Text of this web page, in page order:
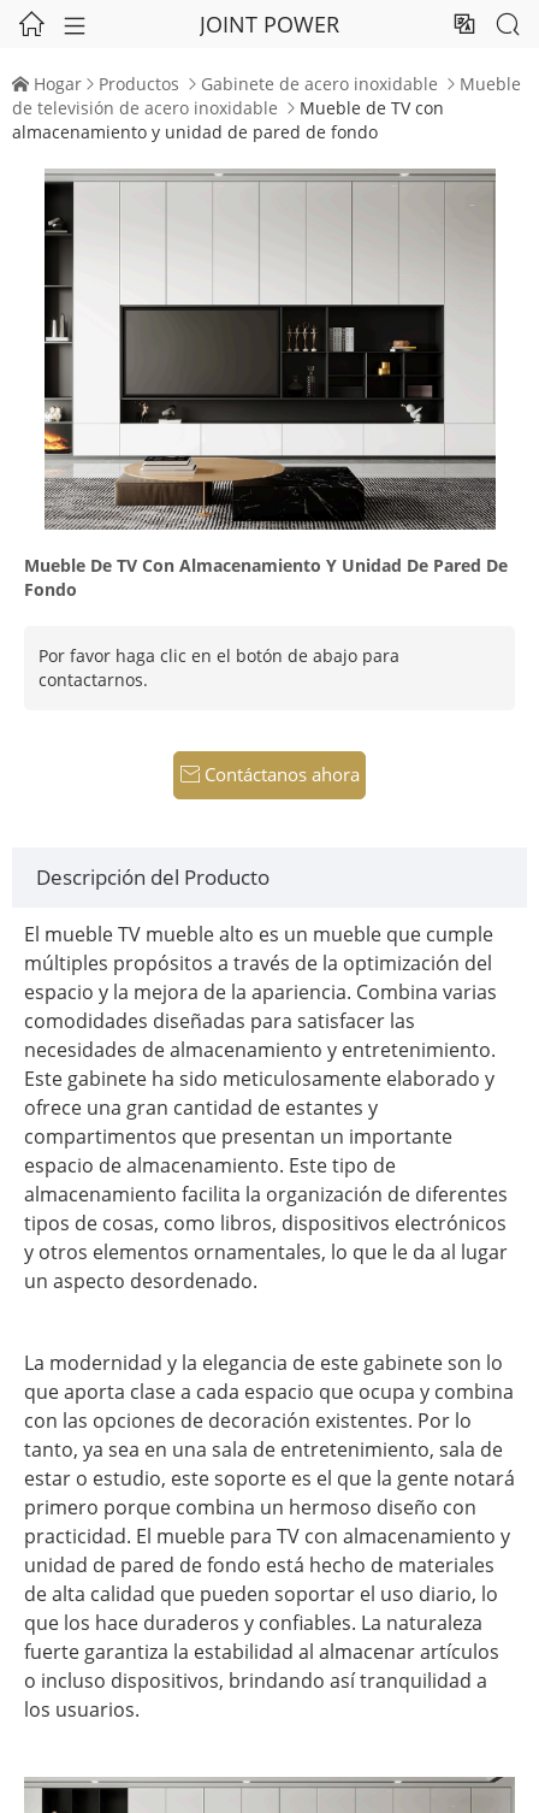
  JOINT POWER  
 Hogar  Productos  Gabinete de acero inoxidable  Mueble
de televisión de acero inoxidable
 Mueble de TV con
almacenamiento y unidad de pared de fondo
Mueble De TV Con Almacenamiento Y Unidad De Pared De
Fondo
Por favor haga clic en el botón de abajo para
contactarnos.
Contáctanos ahora
Descripción del Producto
El mueble TV mueble alto es un mueble que cumple
múltiples propósitos a través de la optimización del
espacio y la mejora de la apariencia. Combina varias
comodidades diseñadas para satisfacer las
necesidades de almacenamiento y entretenimiento.
Este gabinete ha sido meticulosamente elaborado y
ofrece una gran cantidad de estantes y
compartimentos que presentan un importante
espacio de almacenamiento. Este tipo de
almacenamiento facilita la organización de diferentes
tipos de cosas, como libros, dispositivos electrónicos
y otros elementos ornamentales, lo que le da al lugar
un aspecto desordenado.
La modernidad y la elegancia de este gabinete son lo
que aporta clase a cada espacio que ocupa y combina
con las opciones de decoración existentes. Por lo
tanto, ya sea en una sala de entretenimiento, sala de
estar o estudio, este soporte es el que la gente notará
primero porque combina un hermoso diseño con
practicidad. El mueble para TV con almacenamiento y
unidad de pared de fondo está hecho de materiales
de alta calidad que pueden soportar el uso diario, lo
que los hace duraderos y confiables. La naturaleza
fuerte garantiza la estabilidad al almacenar artículos
o incluso dispositivos, brindando así tranquilidad a
los usuarios.